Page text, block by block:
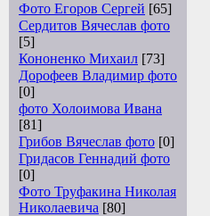
Фото Егоров Сергей [65]
Сердитов Вячеслав фото
[5]
Кононенко Михаил [73]
Дорофеев Владимир фото
[0]
фото Холоимова Ивана
[81]
Грибов Вячеслав фото [0]
Гридасов Геннадий фото
[0]
Фото Труфакина Николая
Николаевича [80]